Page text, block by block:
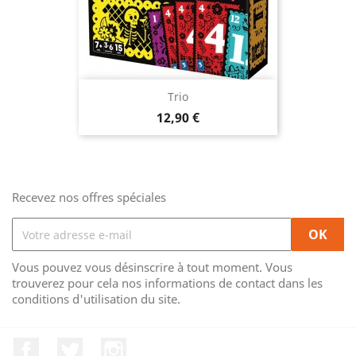
Trio
Prix
12,90 €
Recevez nos offres spéciales
Vous pouvez vous désinscrire à tout moment. Vous
trouverez pour cela nos informations de contact dans les
conditions d'utilisation du site.